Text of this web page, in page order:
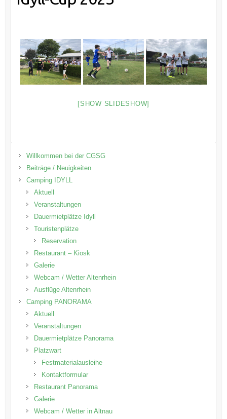
[SHOW SLIDESHOW]
Willkommen bei der CGSG
Beiträge / Neuigkeiten
Camping IDYLL
Aktuell
Veranstaltungen
Dauermietplätze Idyll
Touristenplätze
Reservation
Restaurant – Kiosk
Galerie
Webcam / Wetter Altenrhein
Ausflüge Altenrhein
Camping PANORAMA
Aktuell
Veranstaltungen
Dauermietplätze Panorama
Platzwart
Festmaterialausleihe
Kontaktformular
Restaurant Panorama
Galerie
Webcam / Wetter in Altnau